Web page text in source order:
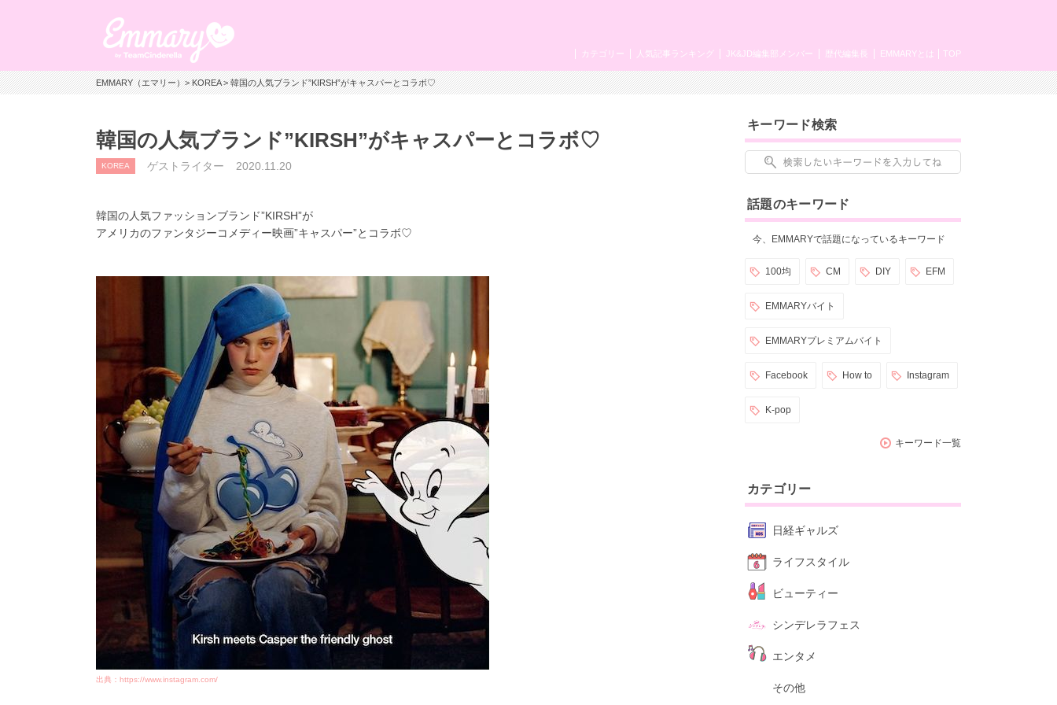
TOP
EMMARYとは
歴代編集長
JK&JD編集部メンバー
人気記事ランキング
カテゴリー
EMMARY（エマリー）>KOREA> 韓国の人気ブランド”KIRSH”がキャスパーとコラボ♡
韓国の人気ブランド”KIRSH”がキャスパーとコラボ♡
KOREA ゲストライター 2020.11.20
韓国の人気ファッションブランド”KIRSH”が
アメリカのファンタジーコメディー映画”キャスパー”とコラボ♡
出典：https://www.instagram.com/
キーワード検索
話題のキーワード
今、EMMARYで話題になっているキーワード
100均 CM DIY EFM
EMMARYバイト
EMMARYプレミアムバイト
Facebook How to Instagram
K-pop
キーワード一覧
カテゴリー
日経ギャルズ
ライフスタイル
ビューティー
シンデレラフェス
エンタメ
その他